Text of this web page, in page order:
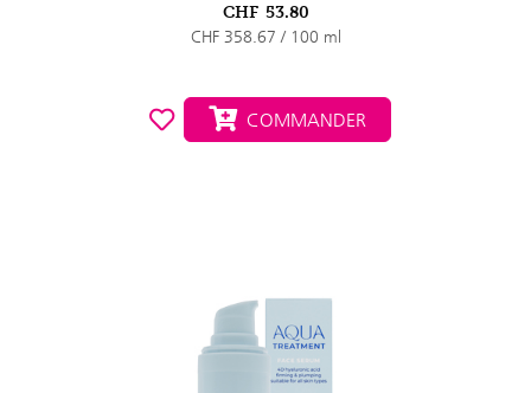
CHF 53.80
CHF 358.67 / 100 ml
COMMANDER